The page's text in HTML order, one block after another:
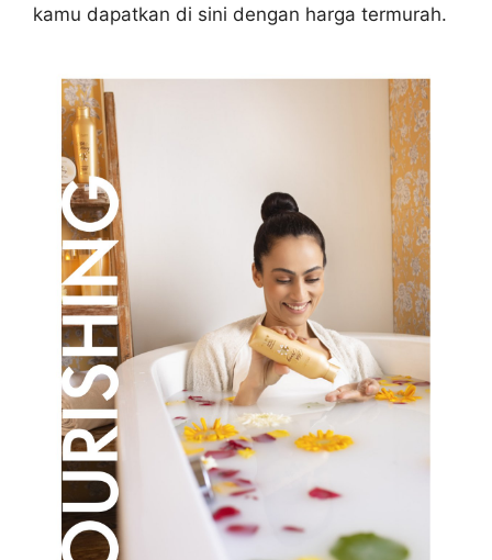
kamu dapatkan di sini dengan harga termurah.